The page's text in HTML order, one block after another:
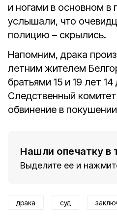
и ногами в основном в
услышали, что
полицию – скрылись.
Напомним, драка
летним жителем
братьями 15 и 19 лет 14
Следственный
обвинение в
Нашли опечатку в
Выделите ее и
драка суд